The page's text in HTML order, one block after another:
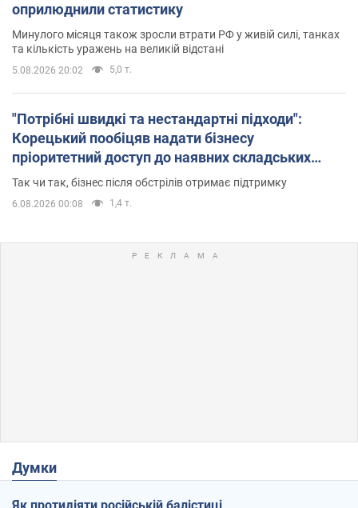
оприлюднили статистику
Минулого місяця також зросли втрати РФ у живій силі, танках
та кількість уражень на великій відстані
5.08.2026 20:02 5,0 т.
"Потрібні швидкі та нестандартні підходи":
Корецький пообіцяв надати бізнесу
пріоритетний доступ до наявних складських
приміщень
Так чи так, бізнес після обстрілів отримає підтримку
6.08.2026 00:08 1,4 т.
Думки